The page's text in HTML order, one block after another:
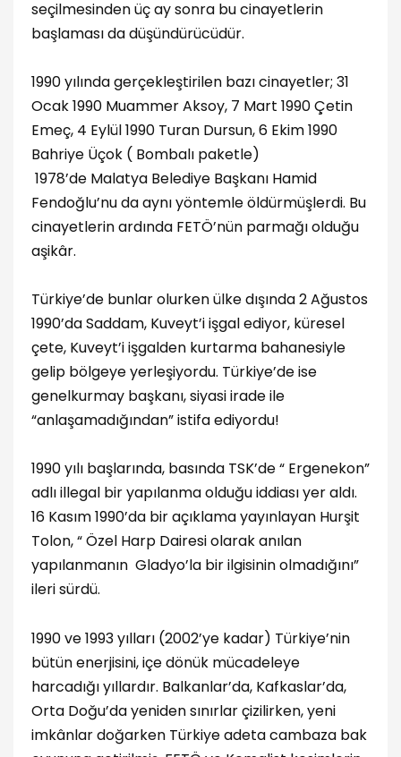
seçilmesinden üç ay sonra bu cinayetlerin
başlaması da düşündürücüdür.
1990 yılında gerçekleştirilen bazı cinayetler; 31
Ocak 1990 Muammer Aksoy, 7 Mart 1990 Çetin
Emeç, 4 Eylül 1990 Turan Dursun, 6 Ekim 1990
Bahriye Üçok ( Bombalı paketle)
1978’de Malatya Belediye Başkanı Hamid
Fendoğlu’nu da aynı yöntemle öldürmüşlerdi. Bu
cinayetlerin ardında FETÖ’nün parmağı olduğu
aşikâr.
Türkiye’de bunlar olurken ülke dışında 2 Ağustos
1990’da Saddam, Kuveyt’i işgal ediyor, küresel
çete, Kuveyt’i işgalden kurtarma bahanesiyle
gelip bölgeye yerleşiyordu. Türkiye’de ise
genelkurmay başkanı, siyasi irade ile
“anlaşamadığından” istifa ediyordu!
1990 yılı başlarında, basında TSK’de “ Ergenekon”
adlı illegal bir yapılanma olduğu iddiası yer aldı.
16 Kasım 1990’da bir açıklama yayınlayan Hurşit
Tolon, “ Özel Harp Dairesi olarak anılan
yapılanmanın Gladyo’la bir ilgisinin olmadığını”
ileri sürdü.
1990 ve 1993 yılları (2002’ye kadar) Türkiye’nin
bütün enerjisini, içe dönük mücadeleye
harcadığı yıllardır. Balkanlar’da, Kafkaslar’da,
Orta Doğu’da yeniden sınırlar çizilirken, yeni
imkânlar doğarken Türkiye adeta cambaza bak